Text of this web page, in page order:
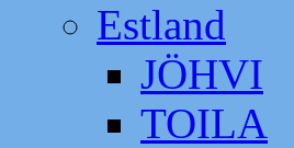
Estland
JÖHVI
TOILA